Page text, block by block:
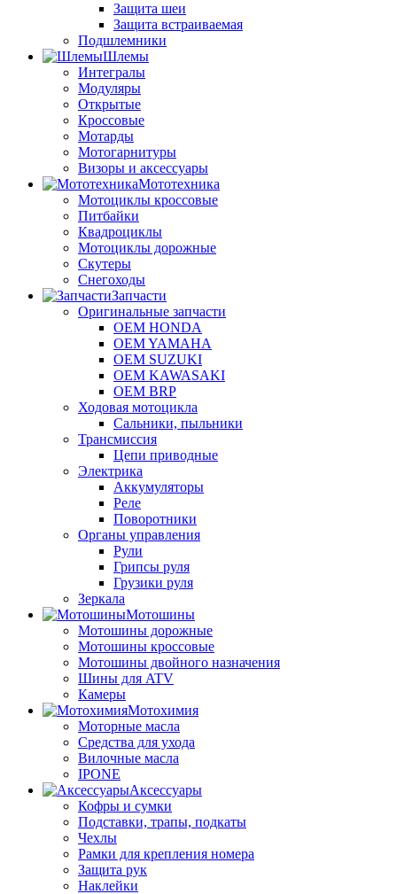
Защита шеи
Защита встраиваемая
Подшлемники
Шлемы
Интегралы
Модуляры
Открытые
Кроссовые
Мотарды
Мотогарнитуры
Визоры и аксессуары
Мототехника
Мотоциклы кроссовые
Питбайки
Квадроциклы
Мотоциклы дорожные
Скутеры
Снегоходы
Запчасти
Оригинальные запчасти
OEM HONDA
OEM YAMAHA
OEM SUZUKI
OEM KAWASAKI
OEM BRP
Ходовая мотоцикла
Сальники, пыльники
Трансмиссия
Цепи приводные
Электрика
Аккумуляторы
Реле
Поворотники
Органы управления
Рули
Грипсы руля
Грузики руля
Зеркала
Мотошины
Мотошины дорожные
Мотошины кроссовые
Мотошины двойного назначения
Шины для ATV
Камеры
Мотохимия
Моторные масла
Средства для ухода
Вилочные масла
IPONE
Аксессуары
Кофры и сумки
Подставки, трапы, подкаты
Чехлы
Рамки для крепления номера
Защита рук
Наклейки